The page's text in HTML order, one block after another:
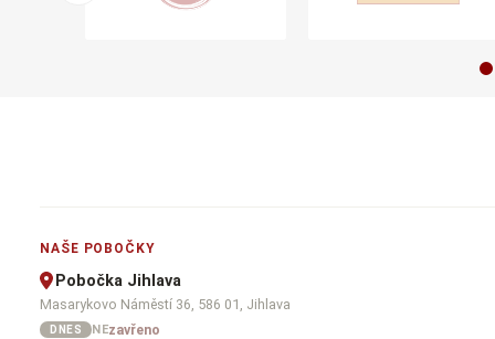
NAŠE POBOČKY
Pobočka Jihlava
Masarykovo Náměstí 36, 586 01, Jihlava
DNES NEzavřeno